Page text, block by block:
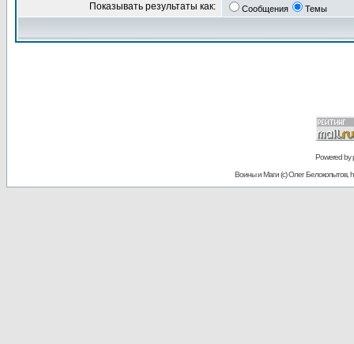
Показывать результаты как: Сообщения Темы
Powered by
Воины и Маги (c) Олег Белокопытов,